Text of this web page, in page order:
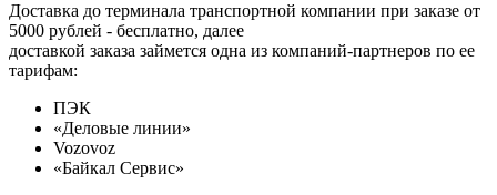
Доставка до терминала транспортной компании при заказе от
5000 рублей - бесплатно, далее
доставкой заказа займется одна из компаний-партнеров по ее
тарифам:
ПЭК
«Деловые линии»
Vozovoz
«Байкал Сервис»